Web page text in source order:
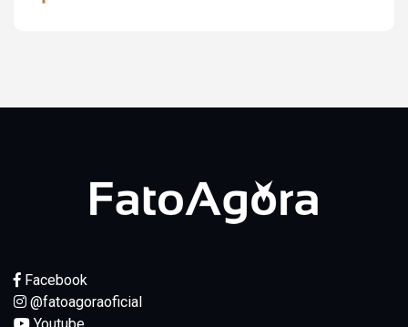
Facebook
@fatoagoraoficial